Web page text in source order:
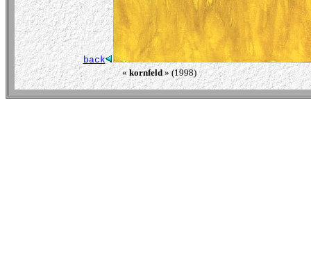
back
« kornfeld » (1998)